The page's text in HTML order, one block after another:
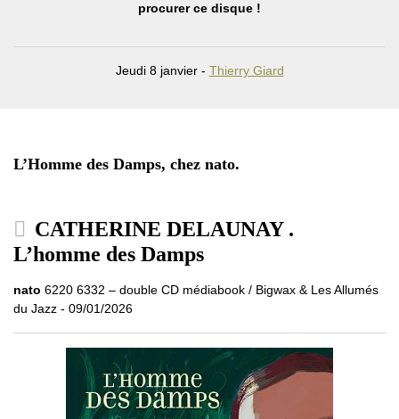
procurer ce disque !
Jeudi 8 janvier - Thierry Giard
L’Homme des Damps, chez nato.
CATHERINE DELAUNAY .
L’homme des Damps
nato 6220 6332 – double CD médiabook / Bigwax & Les Allumés
du Jazz - 09/01/2026